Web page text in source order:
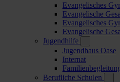
Evangelisches
Evangelische
Evangelisches
Evangelische
Jugendhilfe
Jugendhaus Oase
Internat
Berufliche Schulen